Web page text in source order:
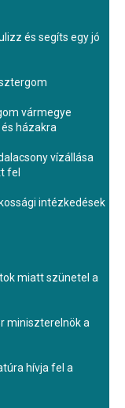
és segíts egy jó
vármegye
házakra
vízállása
fel
intézkedések
miatt szünetel a
miniszterelnök a
hívja fel a